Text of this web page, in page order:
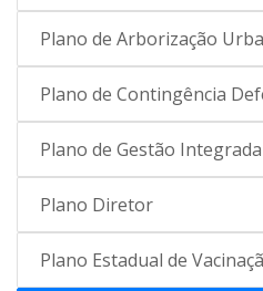
Plano de Arborização
Plano de Contingência
Plano de Gestão
Plano Diretor
Plano Estadual de